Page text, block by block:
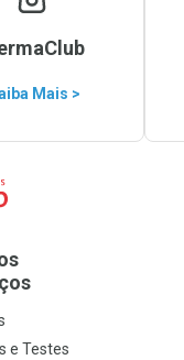
Mais >
e Testes